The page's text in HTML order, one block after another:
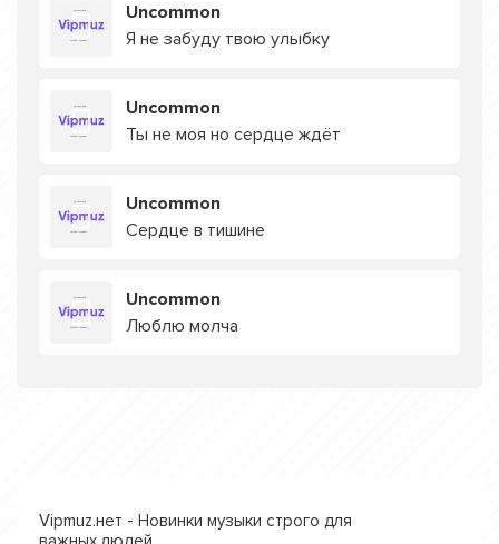
Uncommon
Я не забуду твою улыбку
Uncommon
Ты не моя но сердце ждёт
Uncommon
Сердце в тишине
Uncommon
Люблю молча
Vipmuz.нет - Новинки музыки строго для